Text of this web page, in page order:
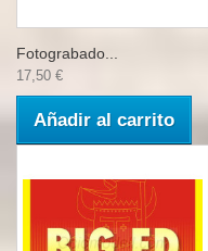
Fotograbado...
17,50 €
Añadir al carrito